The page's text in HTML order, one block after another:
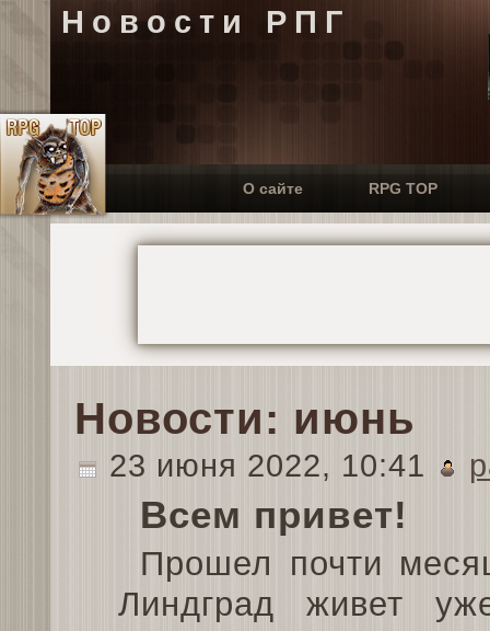
Новости РПГ
О сайте RPG TOP
Новости: июнь
23 июня 2022, 10:41
Всем привет!
Прошел почти
Линдград живет